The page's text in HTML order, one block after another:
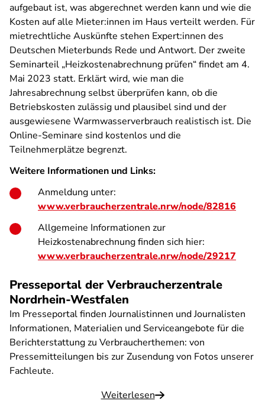
aufgebaut ist, was abgerechnet werden kann und wie die
Kosten auf alle Mieter:innen im Haus verteilt werden. Für
mietrechtliche Auskünfte stehen Expert:innen des
Deutschen Mieterbunds Rede und Antwort. Der zweite
Seminarteil „Heizkostenabrechnung prüfen“ findet am 4.
Mai 2023 statt. Erklärt wird, wie man die
Jahresabrechnung selbst überprüfen kann, ob die
Betriebskosten zulässig und plausibel sind und der
ausgewiesene Warmwasserverbrauch realistisch ist. Die
Online-Seminare sind kostenlos und die
Teilnehmerplätze begrenzt.
Weitere Informationen und Links:
Anmeldung unter:
www.verbraucherzentrale.nrw/node/82816
Allgemeine Informationen zur
Heizkostenabrechnung finden sich hier:
www.verbraucherzentrale.nrw/node/29217
Presseportal der Verbraucherzentrale
Nordrhein-Westfalen
Im Presseportal finden Journalistinnen und Journalisten
Informationen, Materialien und Serviceangebote für die
Berichterstattung zu Verbraucherthemen: von
Pressemitteilungen bis zur Zusendung von Fotos unserer
Fachleute.
Weiterlesen